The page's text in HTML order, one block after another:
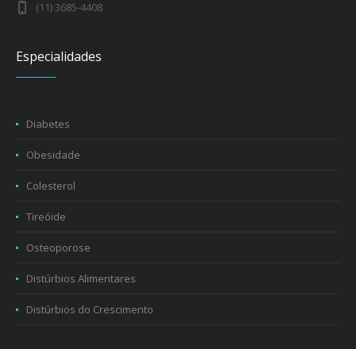
(11) 3685-4408
Especialidades
Diabetes
Obesidade
Colesterol
Tireóide
Osteoporose
Distúrbios Alimentares
Distúrbios do Crescimento